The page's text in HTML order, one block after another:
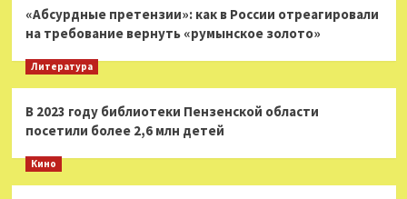
«Абсурдные претензии»: как в России отреагировали
на требование вернуть «румынское золото»
Литература
В 2023 году библиотеки Пензенской области
посетили более 2,6 млн детей
Кино